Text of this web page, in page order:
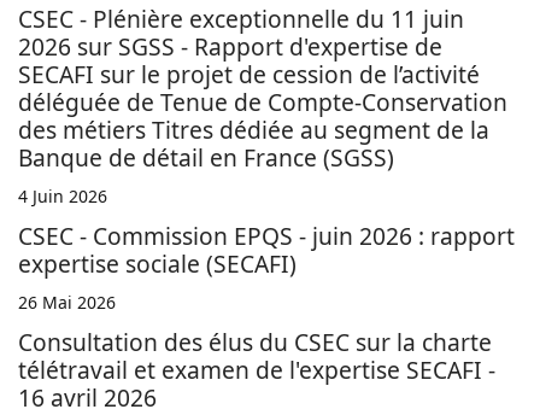
CSEC - Plénière exceptionnelle du 11 juin
2026 sur SGSS - Rapport d'expertise de
SECAFI sur le projet de cession de l’activité
déléguée de Tenue de Compte-Conservation
des métiers Titres dédiée au segment de la
Banque de détail en France (SGSS)
4 Juin 2026
CSEC - Commission EPQS - juin 2026 : rapport
expertise sociale (SECAFI)
26 Mai 2026
Consultation des élus du CSEC sur la charte
télétravail et examen de l'expertise SECAFI -
16 avril 2026